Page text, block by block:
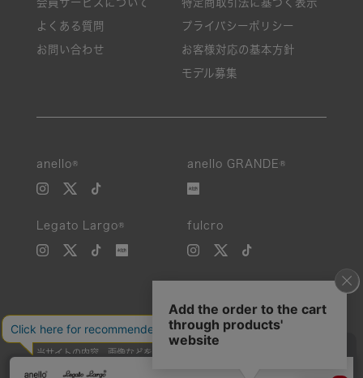
会員サービスについて
よくある質問
お問い合わせ
特定商取引法に基づく表示
プライバシーポリシー
お客様対応の基本方針
モデル募集
anello® anello GRANDE®
Legato Largo® fulcro
当サイトの内容、画像などを無断で複製、転載、第三者への譲渡などを